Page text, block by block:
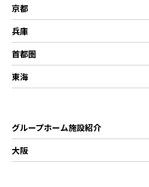
京都
兵庫
首都圏
東海
グループホーム施設紹介
大阪